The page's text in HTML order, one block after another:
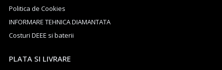
Politica de Cookies
INFORMARE TEHNICA DIAMANTATA
Costuri DEEE si baterii
PLATA SI LIVRARE